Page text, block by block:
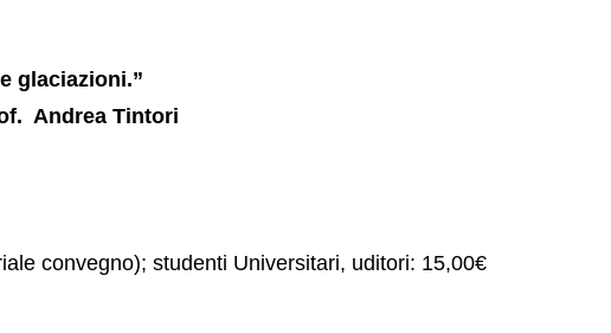
glaciazioni.”
Andrea Tintori
convegno); studenti Universitari, uditori: 15,00€